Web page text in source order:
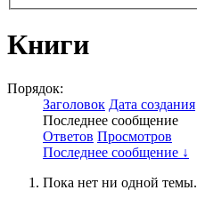
Книги
Порядок:
Заголовок Дата создания
Последнее сообщение
Ответов Просмотров
Последнее сообщение ↓
Пока нет ни одной темы.